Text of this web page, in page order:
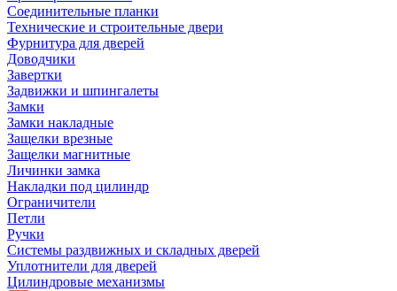
Соединительные планки
Технические и строительные двери
Фурнитура для дверей
Доводчики
Завертки
Задвижки и шпингалеты
Замки
Замки накладные
Защелки врезные
Защелки магнитные
Личинки замка
Накладки под цилиндр
Ограничители
Петли
Ручки
Системы раздвижных и складных дверей
Уплотнители для дверей
Цилиндровые механизмы